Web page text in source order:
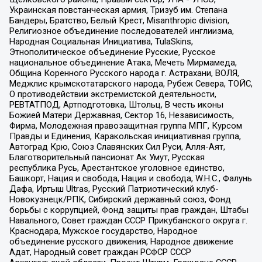
Украинская повстанческая армия, Тризуб им. Степана
Бандеры, Братство, Белый Крест, Misanthropic division,
Религиозное объединение последователей инглиизма,
Народная Социальная Инициатива, TulaSkins,
Этнополитическое объединение Русские, Русское
национальное объединение Атака, Мечеть Мирмамеда,
Община Коренного Русского народа г. Астрахани, ВОЛЯ,
Меджлис крымскотатарского народа, Рубеж Севера, ТОЙС,
О противодействии экстремистской деятельности,
РЕВТАТПОД, Артподготовка, Штольц, В честь иконы
Божией Матери Державная, Сектор 16, Независимость,
Фирма, Молодежная правозащитная группа МПГ, Курсом
Правды и Единения, Каракольская инициативная группа,
Автоград Крю, Союз Славянских Сил Руси, Алля-Аят,
Благотворительный пансионат Ак Умут, Русская
республика Русь, Арестантское уголовное единство,
Башкорт, Нация и свобода, Нация и свобода, W.H.С., Фалунь
Дафа, Иртыш Ultras, Русский Патриотический клуб-
Новокузнецк/РПК, Сибирский державный союз, Фонд
борьбы с коррупцией, Фонд защиты прав граждан, Штабы
Навального, Совет граждан СССР Прикубанского округа г.
Краснодара, Мужское государство, Народное
объединение русского движения, Народное движение
Адат, Народный совет граждан РСФСР СССР